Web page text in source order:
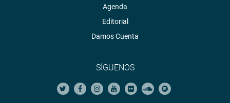
Agenda
Editorial
Damos Cuenta
SÍGUENOS